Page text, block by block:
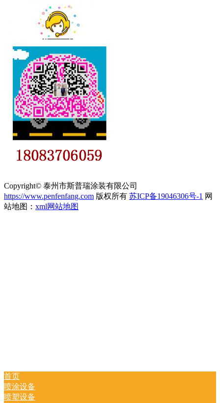
Copyright© 泰州市斯普瑞涂装有限公司
https://www.penfenfang.com 版权所有 苏ICP备19046306号-1 网
站地图： xml网站地图
首页
喷涂设备
喷塑设备